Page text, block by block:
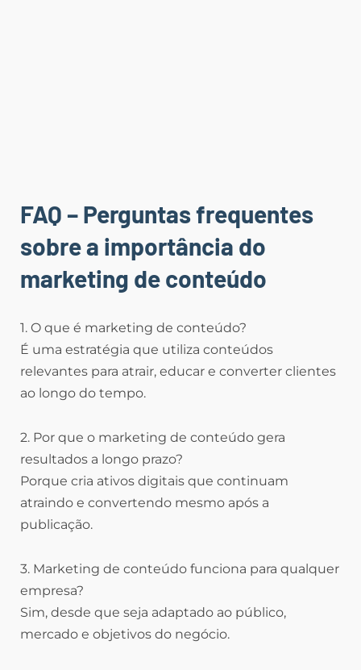
FAQ – Perguntas frequentes
sobre a importância do
marketing de conteúdo
1. O que é marketing de conteúdo?
É uma estratégia que utiliza conteúdos
relevantes para atrair, educar e converter clientes
ao longo do tempo.
2. Por que o marketing de conteúdo gera
resultados a longo prazo?
Porque cria ativos digitais que continuam
atraindo e convertendo mesmo após a
publicação.
3. Marketing de conteúdo funciona para qualquer
empresa?
Sim, desde que seja adaptado ao público,
mercado e objetivos do negócio.